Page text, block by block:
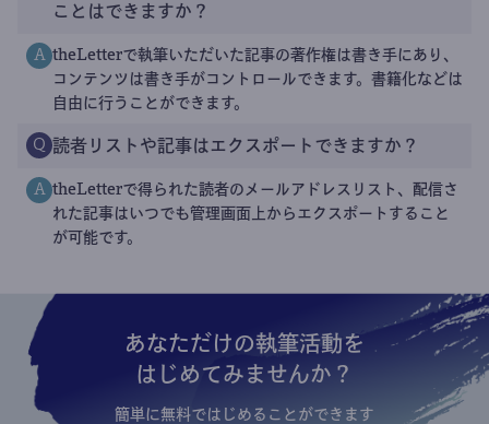
ことはできますか？
A theLetterで執筆いただいた記事の著作権は書き手にあり、
コンテンツは書き手がコントロールできます。書籍化などは
自由に行うことができます。
Q 読者リストや記事はエクスポートできますか？
A theLetterで得られた読者のメールアドレスリスト、配信さ
れた記事はいつでも管理画面上からエクスポートすること
が可能です。
あなただけの執筆活動を
はじめてみませんか？
簡単に無料ではじめることができます